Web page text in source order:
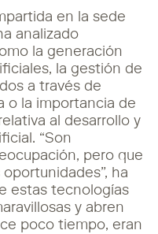
en la sede
analizado
la generación
la gestión de
a través de
o la importancia de
al desarrollo y
“Son
pero que
ha
estas tecnologías
y abren
poco tiempo, eran